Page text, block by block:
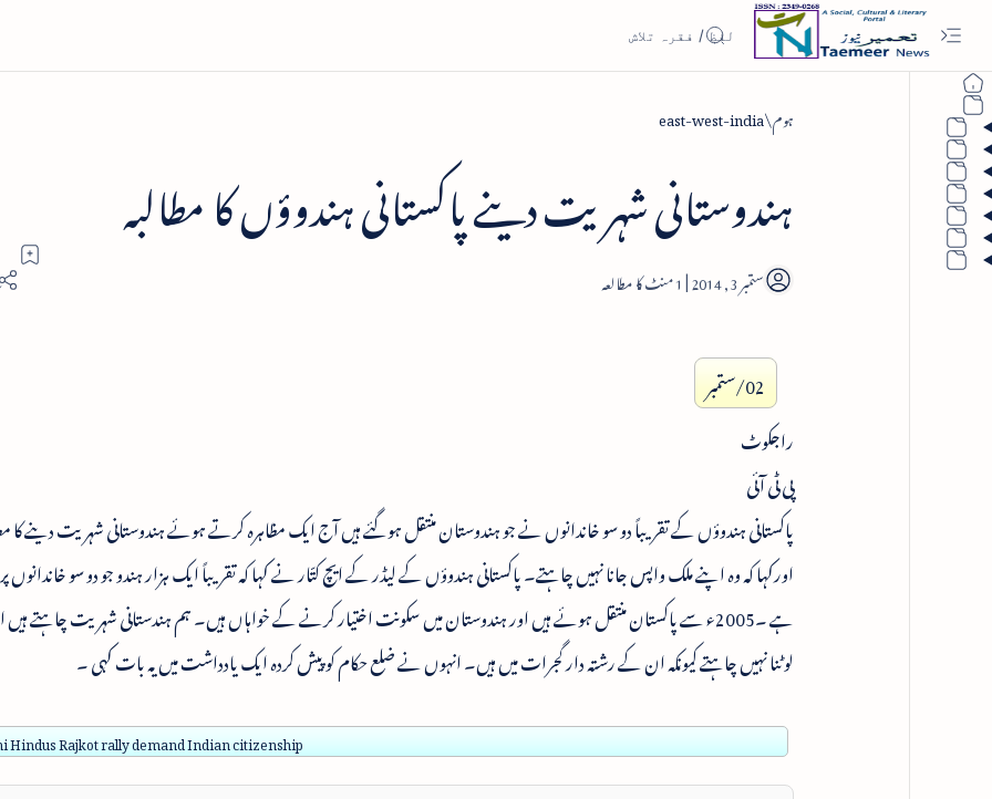
ہوم east-west-india
ہندوستانی شہریت دینے پاکستانی ہندوؤں کا مطالبہ
1
02/ستمبر
راجکوٹ
پی ٹی آئی
پاکستانی ہندوؤں کے تقریباً دو سو خاندانوں نے جو ہندوستان منتقل ہوگئے ہیں آج ایک مظاہرہ کرتے ہوئے ہندوستانی شہریت دینے کا
اورکہا کہ وہ اپنے ملک واپس جانا نہیں چاہتے۔ پاکستانی ہندوؤں کے لیڈر کے ایچ کتّار نے کہا کہ تقریباً ایک ہزار ہندو جو دو سو
ہے ۔2005ء سے پاکستان منتقل ہوئے ہیں اور ہندوستان میں سکونت اختیار کرنے کے خواہاں ہیں۔ ہم ہندستانی شہریت چاہتے ہیں
لوٹنا نہیں چاہتے کیونکہ ان کے رشتہ دار گجرات میں ہیں۔ انہوں نے ضلع حکام کو پیش کردہ ایک یادداشت میں یہ بات کہی ۔
Hindus Rajkot rally demand Indian citizenship